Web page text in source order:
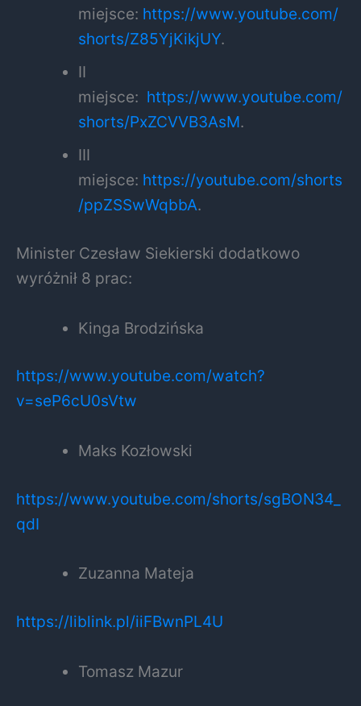
miejsce: https://www.youtube.com/
shorts/Z85YjKikjUY.
II
miejsce: https://www.youtube.com/
shorts/PxZCVVB3AsM.
III
miejsce: https://youtube.com/shorts
/ppZSSwWqbbA.
Minister Czesław Siekierski dodatkowo
wyróżnił 8 prac:
Kinga Brodzińska
https://www.youtube.com/watch?
v=seP6cU0sVtw
Maks Kozłowski
https://www.youtube.com/shorts/sgBON34_
qdI
Zuzanna Mateja
https://liblink.pl/iiFBwnPL4U
Tomasz Mazur